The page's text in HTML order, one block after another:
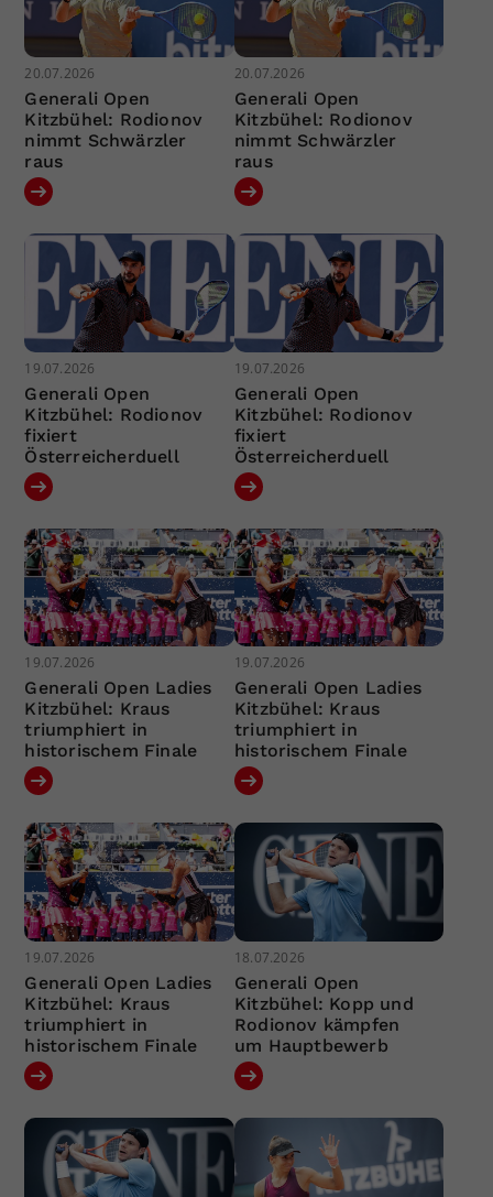
20.07.2026
Generali Open
Kitzbühel: Rodionov
nimmt Schwärzler
raus
20.07.2026
Generali Open
Kitzbühel: Rodionov
nimmt Schwärzler
raus
19.07.2026
Generali Open
Kitzbühel: Rodionov
fixiert
Österreicherduell
19.07.2026
Generali Open
Kitzbühel: Rodionov
fixiert
Österreicherduell
19.07.2026
Generali Open Ladies
Kitzbühel: Kraus
triumphiert in
historischem Finale
19.07.2026
Generali Open Ladies
Kitzbühel: Kraus
triumphiert in
historischem Finale
19.07.2026
Generali Open Ladies
Kitzbühel: Kraus
triumphiert in
historischem Finale
18.07.2026
Generali Open
Kitzbühel: Kopp und
Rodionov kämpfen
um Hauptbewerb